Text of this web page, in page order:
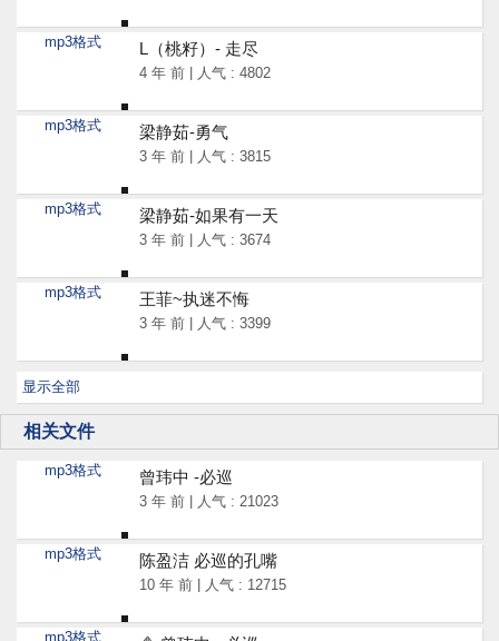
mp3格式 L（桃籽）- 走尽
4 年 前 | 人气 : 4802
mp3格式 梁静茹-勇气
3 年 前 | 人气 : 3815
mp3格式 梁静茹-如果有一天
3 年 前 | 人气 : 3674
mp3格式 王菲~执迷不悔
3 年 前 | 人气 : 3399
显示全部
相关文件
mp3格式 曾玮中 -必巡
3 年 前 | 人气 : 21023
mp3格式 陈盈洁 必巡的孔嘴
10 年 前 | 人气 : 12715
mp3格式